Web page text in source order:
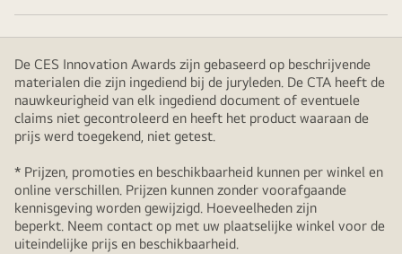
adapta
espacio
De CES Innovation Awards zijn gebaseerd op beschrijvende
materialen die zijn ingediend bij de juryleden. De CTA heeft de
nauwkeurigheid van elk ingediend document of eventuele
claims niet gecontroleerd en heeft het product waaraan de
prijs werd toegekend, niet getest.
* Prijzen, promoties en beschikbaarheid kunnen per winkel en
online verschillen. Prijzen kunnen zonder voorafgaande
kennisgeving worden gewijzigd. Hoeveelheden zijn
beperkt. Neem contact op met uw plaatselijke winkel voor de
uiteindelijke prijs en beschikbaarheid.